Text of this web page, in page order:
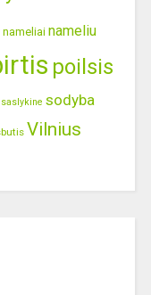
nameliai nameliu
poilsis
saslykine sodyba
Vilnius